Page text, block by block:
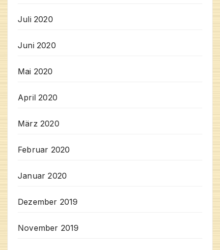
Juli 2020
Juni 2020
Mai 2020
April 2020
März 2020
Februar 2020
Januar 2020
Dezember 2019
November 2019